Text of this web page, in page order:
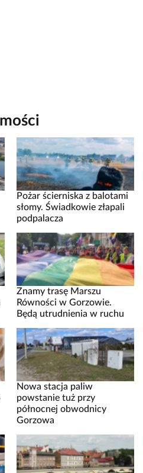
Pożar ścierniska z balotami
słomy. Świadkowie złapali
podpalacza
Znamy trasę Marszu
Równości w Gorzowie.
Będą utrudnienia w ruchu
Nowa stacja paliw
powstanie tuż przy
północnej obwodnicy
Gorzowa